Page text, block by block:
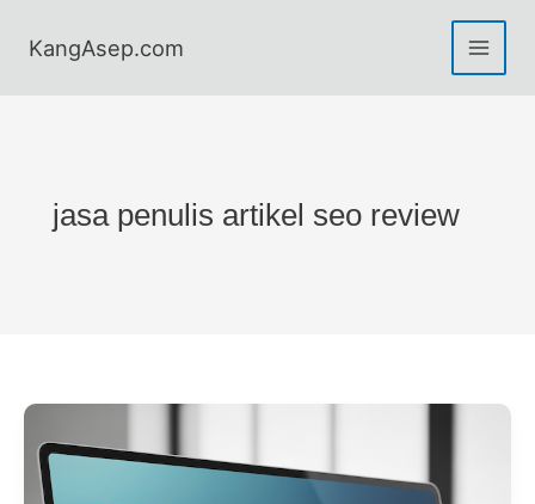
KangAsep.com
jasa penulis artikel seo review